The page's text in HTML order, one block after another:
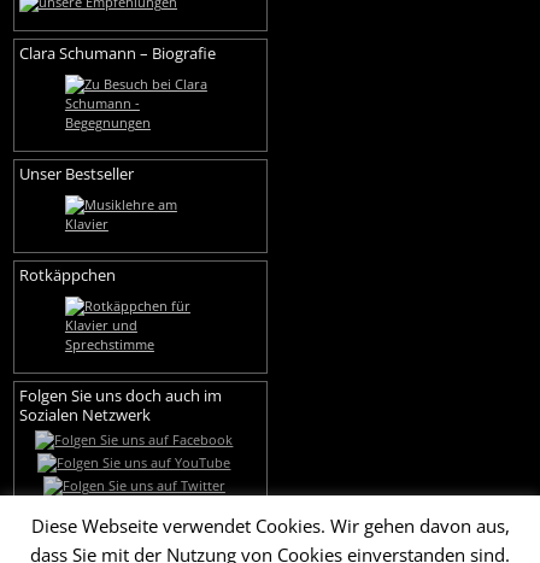
Clara Schumann – Biografie
Unser Bestseller
Rotkäppchen
Folgen Sie uns doch auch im
Sozialen Netzwerk
Diese Webseite verwendet Cookies. Wir gehen davon aus,
dass Sie mit der Nutzung von Cookies einverstanden sind.